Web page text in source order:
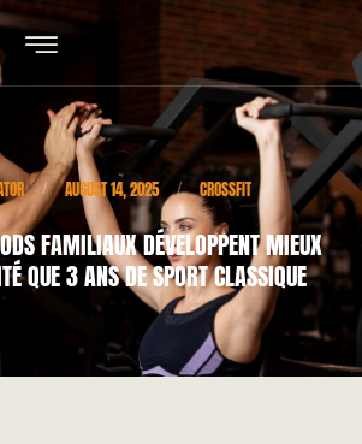
/ AUGUST 14, 2025 / CROSSFIT
FAMILIAUX DÉVELOPPENT MIEUX
QUE 3 ANS DE SPORT CLASSIQUE